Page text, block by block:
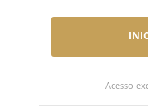
Acesso